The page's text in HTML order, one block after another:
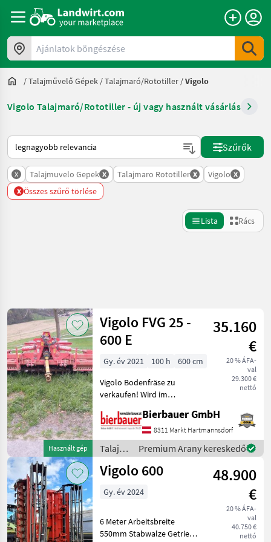
Ajánlatok böngészése
/Talajművelő Gépek /Talajmaró/Rototiller /Vigolo
Vigolo Talajmaró/Rototiller - új vagy használt vásárlás
Így van sorba rendezve a Landwirt.com-on
Szűrők
x Talajmuvelo Gepek x Talajmaro Rototiller x Vigolo x
x Összes szűrő törlése
Lista Rács
Kategória 4 Ország Szűrők
AKTUÁLIS
ÚTVONAL
Mezőgazdasági
gépek/eszközök
Talajmuvelo
Gepek
Talajmaro
Rototiller
Vigolo
KATEGÓRIA
KIVÁLASZTÁSA
Vigolo
Visszaállítás
8 eredmény
Használt gép
Vigolo FVG 25 -
600 E
35.160
€
20 % ÁFA-
val
29.300 €
nettó
Gy. év 2021 100 h
600 cm
Vigolo Bodenfräse zu
verkaufen! Wird im
Interesse an dieser
Maschine sowie bei Fragen
zum technischen Zustand,
zur Ausstattung oder
Bierbauer GmbH
8311 Markt Hartmannsdorf
Talajművelő
gépek /
Vigolo
Premium Arany kereskedő
Vigolo 600
48.900
€
20 % ÁFA-
val
40.750 €
nettó
Gy. év 2024
6 Meter Arbeitsbreite
550mm Stabwalze Getriebe